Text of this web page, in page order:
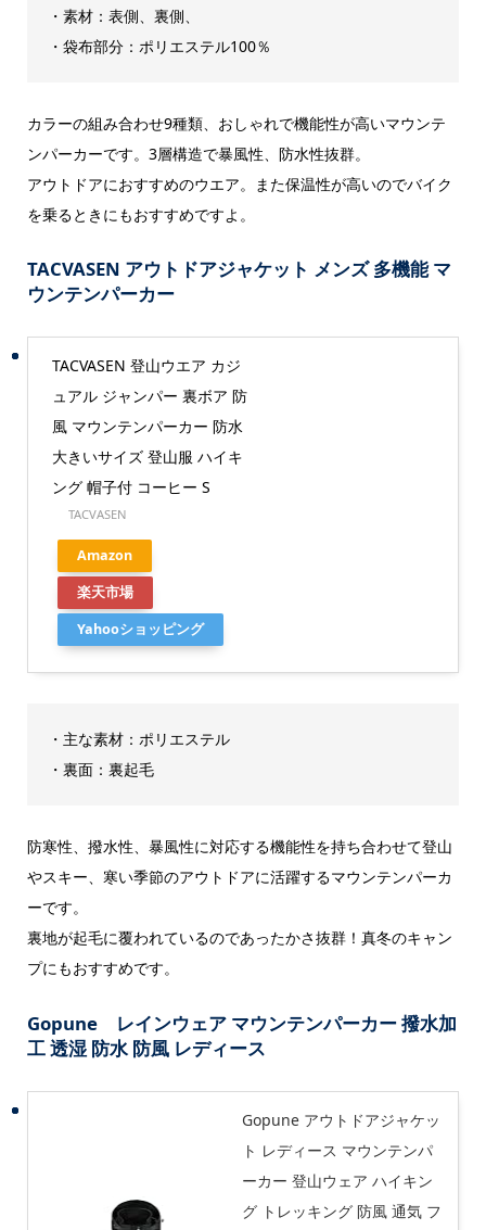
・素材：表側、裏側、
・袋布部分：ポリエステル100％
カラーの組み合わせ9種類、おしゃれで機能性が高いマウンテ
ンパーカーです。3層構造で暴風性、防水性抜群。
アウトドアにおすすめのウエア。また保温性が高いのでバイク
を乗るときにもおすすめですよ。
TACVASEN アウトドアジャケット メンズ 多機能 マ
ウンテンパーカー
TACVASEN 登山ウエア カジ
ュアル ジャンパー 裏ボア 防
風 マウンテンパーカー 防水
大きいサイズ 登山服 ハイキ
ング 帽子付 コーヒー S
TACVASEN
Amazon
楽天市場
Yahooショッピング
・主な素材：ポリエステル
・裏面：裏起毛
防寒性、撥水性、暴風性に対応する機能性を持ち合わせて登山
やスキー、寒い季節のアウトドアに活躍するマウンテンパーカ
ーです。
裏地が起毛に覆われているのであったかさ抜群！真冬のキャン
プにもおすすめです。
Gopune レインウェア マウンテンパーカー 撥水加
工 透湿 防水 防風 レディース
Gopune アウトドアジャケッ
ト レディース マウンテンパ
ーカー 登山ウェア ハイキン
グ トレッキング 防風 通気 フ